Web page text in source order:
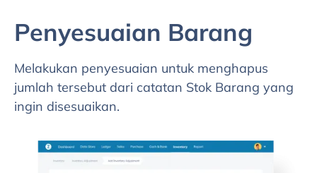
Penyesuaian Barang
Melakukan penyesuaian untuk menghapus
jumlah tersebut dari catatan Stok Barang yang
ingin disesuaikan.